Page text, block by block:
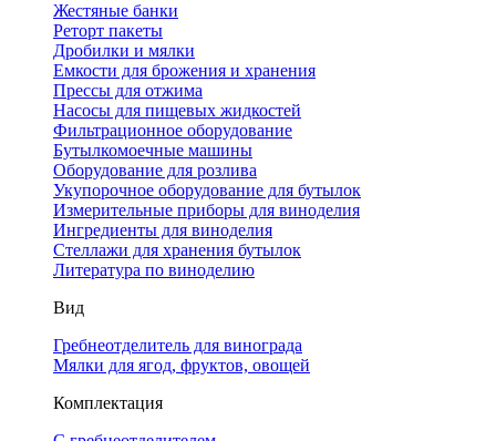
Жестяные банки
Реторт пакеты
Дробилки и мялки
Емкости для брожения и хранения
Прессы для отжима
Насосы для пищевых жидкостей
Фильтрационное оборудование
Бутылкомоечные машины
Оборудование для розлива
Укупорочное оборудование для бутылок
Измерительные приборы для виноделия
Ингредиенты для виноделия
Стеллажи для хранения бутылок
Литература по виноделию
Вид
Гребнеотделитель для винограда
Мялки для ягод, фруктов, овощей
Комплектация